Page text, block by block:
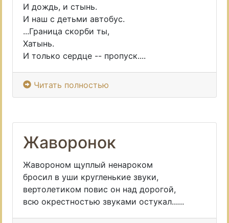
И дождь, и стынь.
И наш с детьми автобус.
...Граница скорби ты,
Хатынь.
И только сердце -- пропуск....
Читать полностью
Жаворонок
Жавороном щуплый ненароком
бросил в уши кругленькие звуки,
вертолетиком повис он над дорогой,
всю окрестностью звуками остукал......